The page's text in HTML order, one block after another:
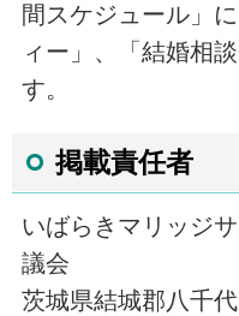
間スケジュール」
ィー」、「結婚相
す。
掲載責任者
いばらきマリッジ
議会
茨城県結城郡八千